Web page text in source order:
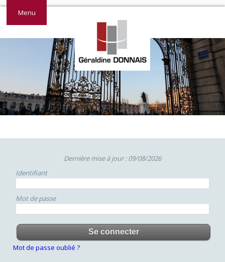
Menu
Dernière mise à jour : 09/08/2026
Identifiant
Mot de passe
Mot de passe oublié ?